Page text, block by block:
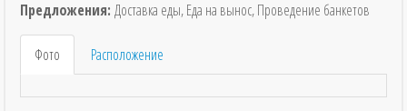
Предложения:Доставка еды, Еда на вынос, Проведение банкетов
Фото Расположение